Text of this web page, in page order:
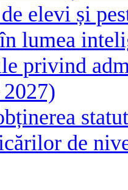
elevi și
lumea
privind
de